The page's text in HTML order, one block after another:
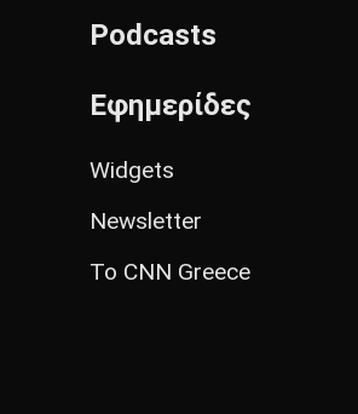
Podcasts
Εφημερίδες
Widgets
Newsletter
Το CNN Greece